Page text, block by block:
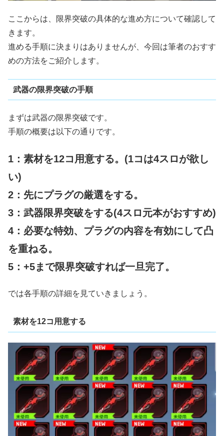
ここからは、限界突破の具体的な進め方について確認して
きます。
進める手順に決まりはありませんが、今回は筆者のおすす
めの方法をご紹介します。
武器の限界突破の手順
まずは武器の限界突破です。
手順の概要は以下の通りです。
1：素材を12コ用意する。(1コは4スロが欲し
い)
2：先にプラグの厳選をする。
3：武器限界突破をする(4スロ元本がおすすめ)
4：必要な特効、プラグの内容を有効にして凸
を重ねる。
5：+5まで限界突破すれば一旦完了。
では各手順の詳細を見ていきましょう。
素材を12コ用意する